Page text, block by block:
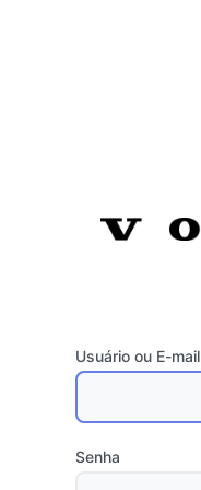
Usuário ou E-mail
Senha